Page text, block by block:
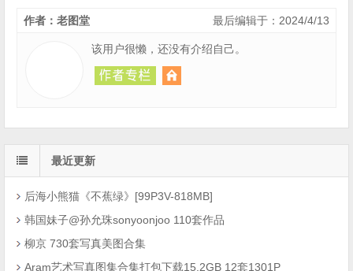
最后编辑于：2024/4/13
作者：老图堂
该用户很懒，还没有介绍自己。
最近更新
后海小熊猫《不蕉绿》[99P3V-818MB]
韩国妹子@孙允珠sonyoonjoo 110套作品
柳京 730套写真美图合集
Aram艺术写真图集合集打包下载15.2GB 12套1301P